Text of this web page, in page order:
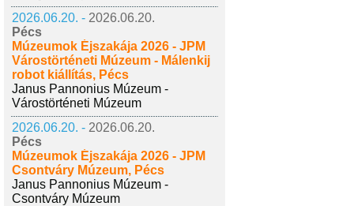
2026.06.20. - 2026.06.20.
Pécs
Múzeumok Éjszakája 2026 - JPM
Várostörténeti Múzeum - Málenkij
robot kiállítás, Pécs
Janus Pannonius Múzeum -
Várostörténeti Múzeum
2026.06.20. - 2026.06.20.
Pécs
Múzeumok Éjszakája 2026 - JPM
Csontváry Múzeum, Pécs
Janus Pannonius Múzeum -
Csontváry Múzeum